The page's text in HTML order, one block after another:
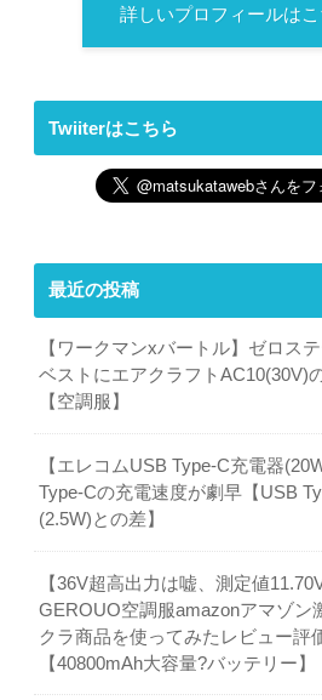
詳しいプロフィールはこ
Twiiterはこちら
最近の投稿
【ワークマンxバートル】ゼロス
ベストにエアクラフトAC10(30V)
【空調服】
【エレコムUSB Type-C充電器
Type-Cの充電速度が劇早【USB
(2.5W)との差】
【36V超高出力は嘘、測定値11.70V
GEROUO空調服amazonアマゾン
クラ商品を使ってみたレビュー評
【40800mAh大容量?バッテリー】